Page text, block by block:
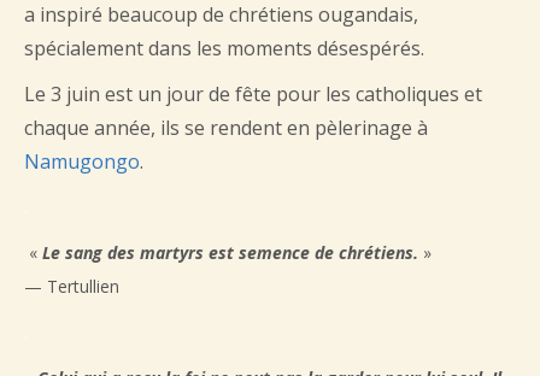
a inspiré beaucoup de chrétiens ougandais,
spécialement dans les moments désespérés.
Le 3 juin est un jour de fête pour les catholiques et
chaque année, ils se rendent en pèlerinage à
Namugongo.
« Le sang des martyrs est semence de chrétiens. »
— Tertullien